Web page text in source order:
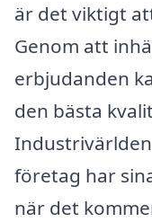
är det viktigt
Genom att
erbjudanden
den bästa
företag har
när det